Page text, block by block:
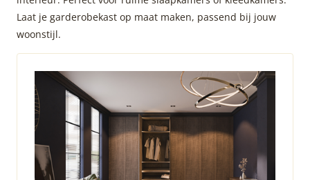
Laat je garderobekast op maat maken, passend bij jouw
woonstijl.